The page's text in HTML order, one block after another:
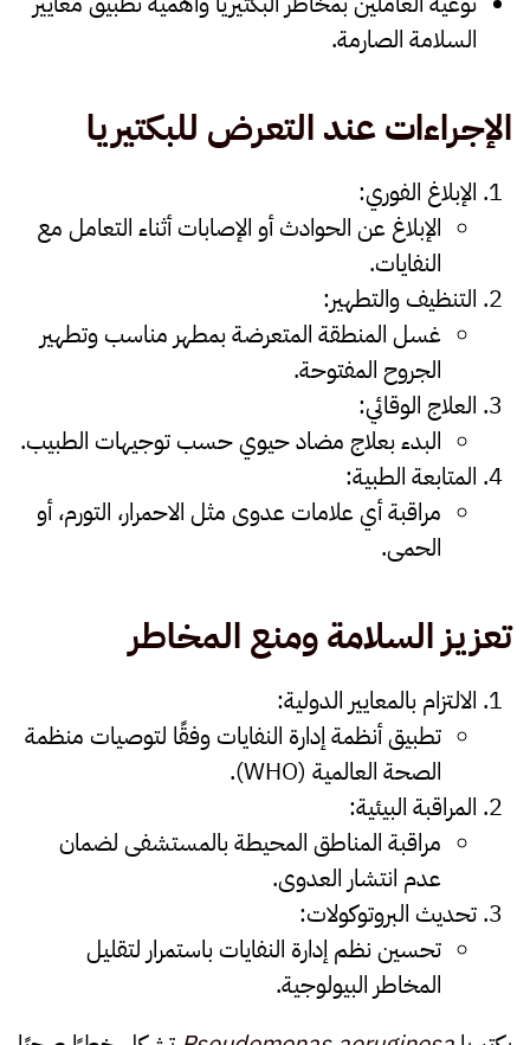
السلامة الصارمة.
الإجراءات عند التعرض للبكتيريا
الإبلاغ الفوري:
الإبلاغ عن الحوادث أو الإصابات أثناء التعامل مع
النفايات.
التنظيف والتطهير:
غسل المنطقة المتعرضة بمطهر مناسب وتطهير
الجروح المفتوحة.
العلاج الوقائي:
البدء بعلاج مضاد حيوي حسب توجيهات الطبيب.
المتابعة الطبية:
مراقبة أي علامات عدوى مثل الاحمرار، التورم، أو
الحمى.
تعزيز السلامة ومنع المخاطر
الالتزام بالمعايير الدولية:
تطبيق أنظمة إدارة النفايات وفقًا لتوصيات منظمة
الصحة العالمية (WHO).
المراقبة البيئية:
مراقبة المناطق المحيطة بالمستشفى لضمان
عدم انتشار العدوى.
تحديث البروتوكولات:
تحسين نظم إدارة النفايات باستمرار لتقليل
المخاطر البيولوجية.